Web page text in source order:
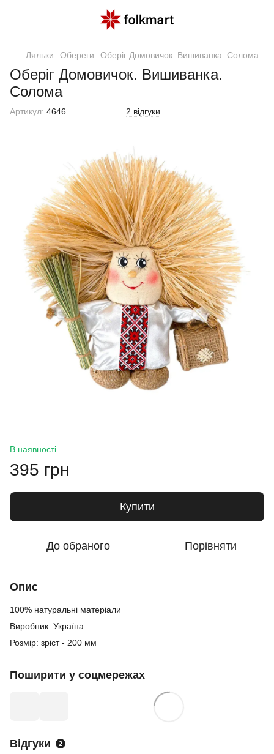
Ляльки Обереги Оберіг Домовичок. Вишиванка. Солома
Оберіг Домовичок. Вишиванка.
Солома
Артикул: 4646 2 відгуки
В наявності
395 грн
Купити
До обраного Порівняти
Опис
100% натуральні матеріали
Виробник: Україна
Розмір: зріст - 200 мм
Поширити у соцмережах
Відгуки 2